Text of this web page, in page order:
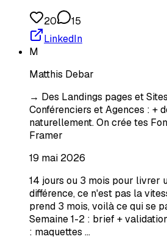
20
15
LinkedIn
M
Matthis Debar
→ Des Landings pages et
Conférenciers et Agences : +
naturellement. On crée tes
Framer
19 mai 2026
14 jours ou 3 mois pour livrer
différence, ce n'est pas la
prend 3 mois, voilà ce qui se
Semaine 1-2 : brief +
: maquettes …